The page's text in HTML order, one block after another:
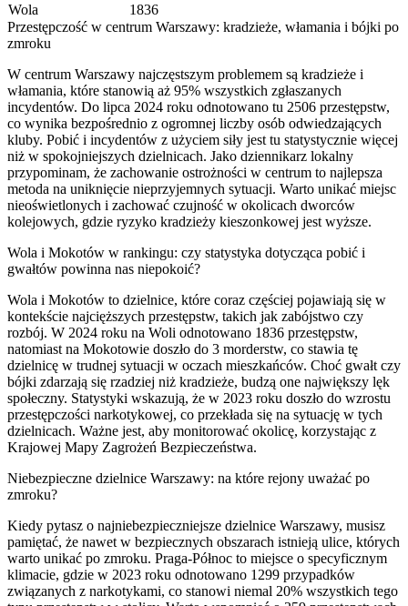
Wola
1836
Przestępczość w centrum Warszawy: kradzieże, włamania i bójki po
zmroku
W centrum Warszawy najczęstszym problemem są kradzieże i
włamania, które stanowią aż 95% wszystkich zgłaszanych
incydentów. Do lipca 2024 roku odnotowano tu 2506 przestępstw,
co wynika bezpośrednio z ogromnej liczby osób odwiedzających
kluby. Pobić i incydentów z użyciem siły jest tu statystycznie więcej
niż w spokojniejszych dzielnicach. Jako dziennikarz lokalny
przypominam, że zachowanie ostrożności w centrum to najlepsza
metoda na uniknięcie nieprzyjemnych sytuacji. Warto unikać miejsc
nieoświetlonych i zachować czujność w okolicach dworców
kolejowych, gdzie ryzyko kradzieży kieszonkowej jest wyższe.
Wola i Mokotów w rankingu: czy statystyka dotycząca pobić i
gwałtów powinna nas niepokoić?
Wola i Mokotów to dzielnice, które coraz częściej pojawiają się w
kontekście najcięższych przestępstw, takich jak zabójstwo czy
rozbój. W 2024 roku na Woli odnotowano 1836 przestępstw,
natomiast na Mokotowie doszło do 3 morderstw, co stawia tę
dzielnicę w trudnej sytuacji w oczach mieszkańców. Choć gwałt czy
bójki zdarzają się rzadziej niż kradzieże, budzą one największy lęk
społeczny. Statystyki wskazują, że w 2023 roku doszło do wzrostu
przestępczości narkotykowej, co przekłada się na sytuację w tych
dzielnicach. Ważne jest, aby monitorować okolicę, korzystając z
Krajowej Mapy Zagrożeń Bezpieczeństwa.
Niebezpieczne dzielnice Warszawy: na które rejony uważać po
zmroku?
Kiedy pytasz o najniebezpieczniejsze dzielnice Warszawy, musisz
pamiętać, że nawet w bezpiecznych obszarach istnieją ulice, których
warto unikać po zmroku. Praga-Północ to miejsce o specyficznym
klimacie, gdzie w 2023 roku odnotowano 1299 przypadków
związanych z narkotykami, co stanowi niemal 20% wszystkich tego